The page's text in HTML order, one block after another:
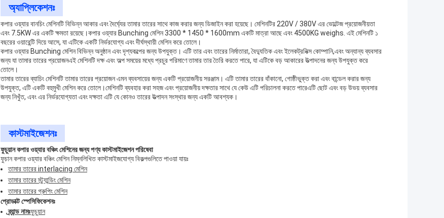
অ্যাপ্লিকেশনঃ
কপার ওয়্যার বানচিং মেশিনটি বিভিন্ন আকার এবং দৈর্ঘ্যের তামার তারের সাথে কাজ করার জন্য ডিজাইন করা হয়েছে। মেশিনটির 220V / 380V এর ভোল্টেজ প্রয়োজনীয়তা
এবং 7.5KW এর একটি ক্ষমতা রয়েছে।কপার ওয়্যার Bunching মেশিন 3300 * 1450 * 1600mm একটি মাত্রা আছে এবং 4500KG weighs. এই মেশিনটি ১
বছরের ওয়ারেন্টি দিয়ে আসে, যা এটিকে একটি নির্ভরযোগ্য এবং দীর্ঘস্থায়ী মেশিন করে তোলে।
কপার ওয়্যার Bunching মেশিন বিভিন্ন অনুষ্ঠান এবং দৃশ্যকল্পের জন্য উপযুক্ত। এটি তার এবং তারের নির্মাতারা, বৈদ্যুতিক এবং ইলেকট্রনিক্স কোম্পানি,এবং অন্যান্য ব্যবসার
জন্য যা তামার তারের প্রয়োজনএই মেশিনটি দক্ষ এবং অল্প সময়ের মধ্যে প্রচুর পরিমাণে তামার তার তৈরি করতে পারে, যা এটিকে বড় আকারের উত্পাদনের জন্য উপযুক্ত করে
তোলে।
তামার তারের ব্যাচিং মেশিনটি তামার তারের প্রয়োজন এমন ব্যবসায়ের জন্য একটি প্রয়োজনীয় সরঞ্জাম। এটি তামার তারের বাঁকানো, গোষ্ঠীভুক্ত করা এবং বান্ডেল করার জন্য
উপযুক্ত, এটি একটি বহুমুখী মেশিন করে তোলে।মেশিনটি ব্যবহার করা সহজ এবং প্রয়োজনীয় দক্ষতার সাথে যে কেউ এটি পরিচালনা করতে পারেএটি ছোট এবং বড় উভয় ব্যবসার
জন্য নিখুঁত, এবং এর নির্ভরযোগ্যতা এবং দক্ষতা এটি যে কোনও তারের উত্পাদন সংস্থার জন্য একটি আবশ্যক।
কাস্টমাইজেশনঃ
ফুচুয়ান কপার ওয়্যার বঞ্চিং মেশিনের জন্য পণ্য কাস্টমাইজেশন পরিষেবা
ফুচান কপার ওয়্যার বঞ্চিং মেশিন নিম্নলিখিত কাস্টমাইজযোগ্য বিকল্পগুলিতে পাওয়া যায়ঃ
তামার তারের interlacing মেশিন
তামার তারের স্ট্র্যান্ডিং মেশিন
তামার তারের গ্রুপিং মেশিন
প্রোডাক্ট স্পেসিফিকেশনঃ
ব্র্যান্ড নামঃফুচুয়ান